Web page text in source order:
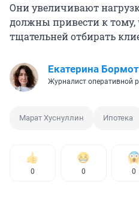
Они увеличивают
должны привести к тому,
тщательней отбирать
Екатерина
Журналист оперативной
Марат Хуснуллин Ипотека
0 0 0